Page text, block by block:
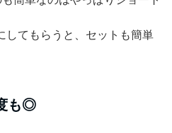
してもらうと、セットも簡単
も◎